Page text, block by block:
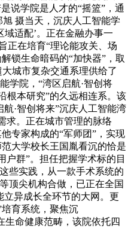
说学院是人才的“摇篮”，通
摄当天，沉庆人工智能学
适配’。正在金融办事一
正在培育“理论能攻关、场
锁生命暗码的“加快器”，取
城市复杂交通系理供给了
学院，“湾区启航·智创将
根本研究”的久远相连系。该
·智创将来”沉庆人工智能湾
求。正在城市管理的脉络
专家构成的“军师团”，实现
大学校长王国胤看沉的恰是
群”。担任把握学术标的目
些实践，从一款手术系统的
顶尖机构合做，已正在全国
异成长全环节的大网。更
育系统，聚焦沉
生命健康范畴，该院依托四